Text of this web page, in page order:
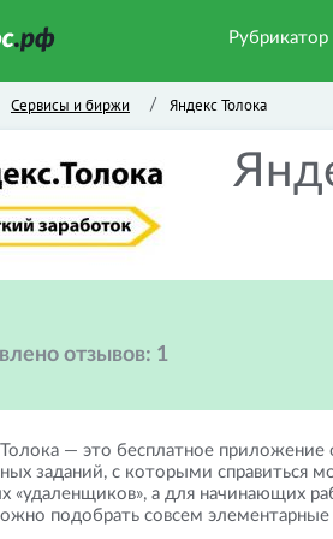
Рубрикатор
Сервисы и биржи / Яндекс Толока
отзывов: 1
— это бесплатное приложение
заданий, с которыми справиться
«удаленщиков», а для начинающих
подобрать совсем элементарные